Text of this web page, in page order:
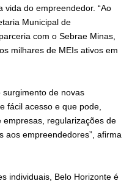
vida do empreendedor. “Ao
Municipal de
com o Sebrae Minas,
milhares de MEIs ativos em
surgimento de novas
fácil acesso e que pode,
empresas, regularizações de
aos empreendedores”, afirma
individuais, Belo Horizonte é